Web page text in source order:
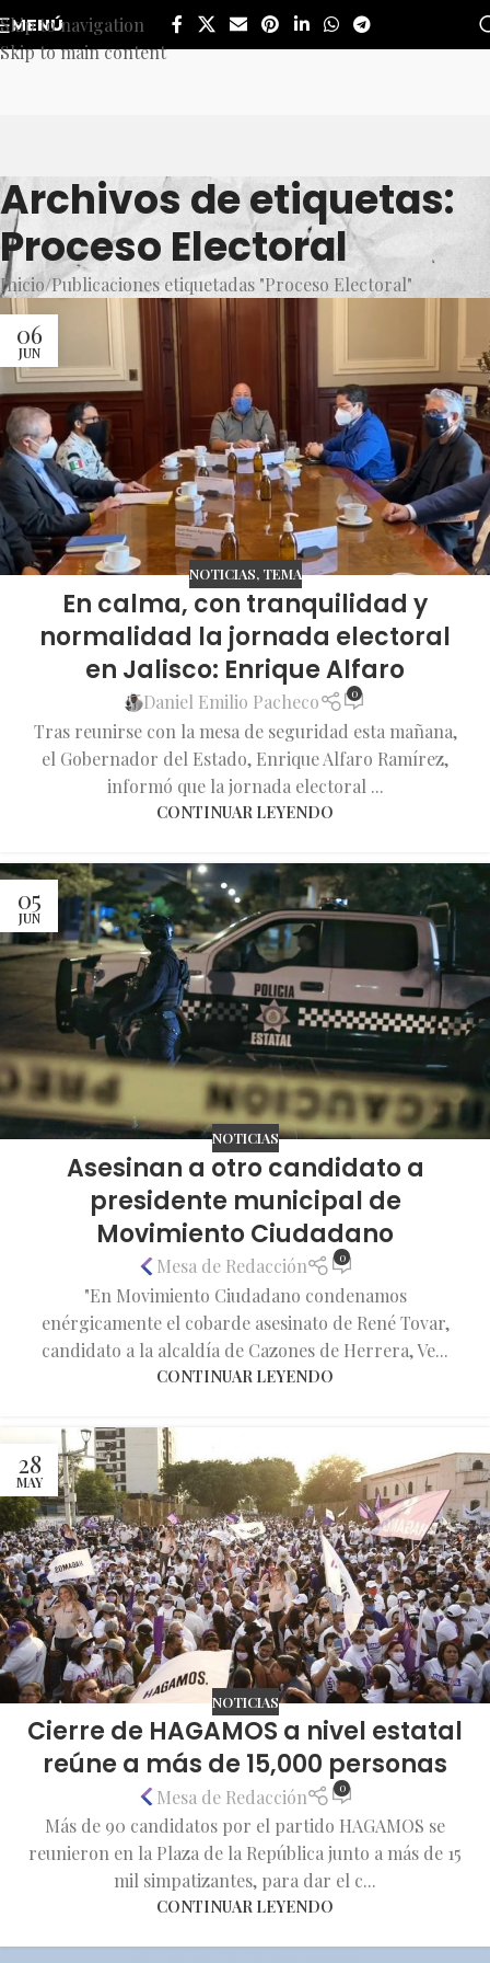
Skip to navigation
Skip to main content
MENÚ
Archivos de etiquetas:
Proceso Electoral
Inicio Publicaciones etiquetadas "Proceso Electoral"
06
JUN
NOTICIAS, TEMA
En calma, con tranquilidad y
normalidad la jornada electoral
en Jalisco: Enrique Alfaro
Daniel Emilio Pacheco 0
Tras reunirse con la mesa de seguridad esta mañana,
el Gobernador del Estado, Enrique Alfaro Ramírez,
informó que la jornada electoral ...
CONTINUAR LEYENDO
05
JUN
NOTICIAS
Asesinan a otro candidato a
presidente municipal de
Movimiento Ciudadano
Mesa de Redacción 0
"En Movimiento Ciudadano condenamos
enérgicamente el cobarde asesinato de René Tovar,
candidato a la alcaldía de Cazones de Herrera, Ve...
CONTINUAR LEYENDO
28
MAY
NOTICIAS
Cierre de HAGAMOS a nivel estatal
reúne a más de 15,000 personas
Mesa de Redacción 0
Más de 90 candidatos por el partido HAGAMOS se
reunieron en la Plaza de la República junto a más de 15
mil simpatizantes, para dar el c...
CONTINUAR LEYENDO